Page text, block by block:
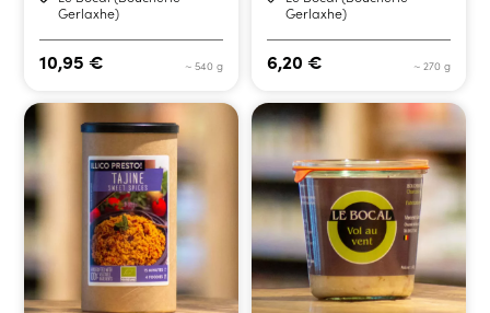
Gerlaxhe)
~ 540 g
10,95€
Gerlaxhe)
~ 270 g
6,20 €